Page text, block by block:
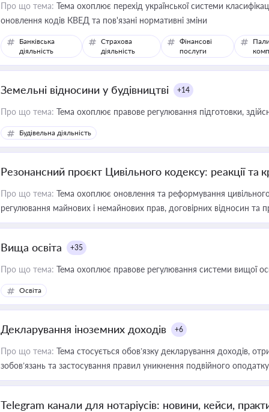
Про що тема: Тема охоплює перехід української системи
оновлення кодів КВЕД та пов'язані нормативні зміни
Банківська
діяльність
Страхова
діяльність
Фінансові
послуги
Земельні відносини у будівництві +14
Про що тема: Тема охоплює правове регулювання підготовки,
Будівельна діяльність
Резонансний проєкт Цивільного кодексу: реакції та
Про що тема: Тема охоплює оновлення та реформування
регулювання майнових і немайнових прав, договірних відносин та
Вища освіта +35
Про що тема: Тема охоплює правове регулювання системи вищої
Освіта
Декларування іноземних доходів +6
Про що тема: Тема стосується обов’язку декларування доходів,
зобов’язань та застосування правил уникнення подвійного
Telegram канали для нотаріусів: новини, кейси,